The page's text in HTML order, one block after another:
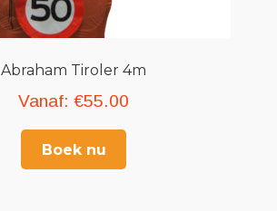
Abraham Tiroler 4m
Vanaf: €55.00
Boek nu